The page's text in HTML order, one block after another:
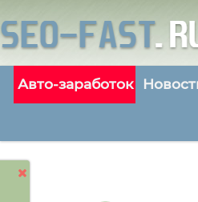
Авто-заработок